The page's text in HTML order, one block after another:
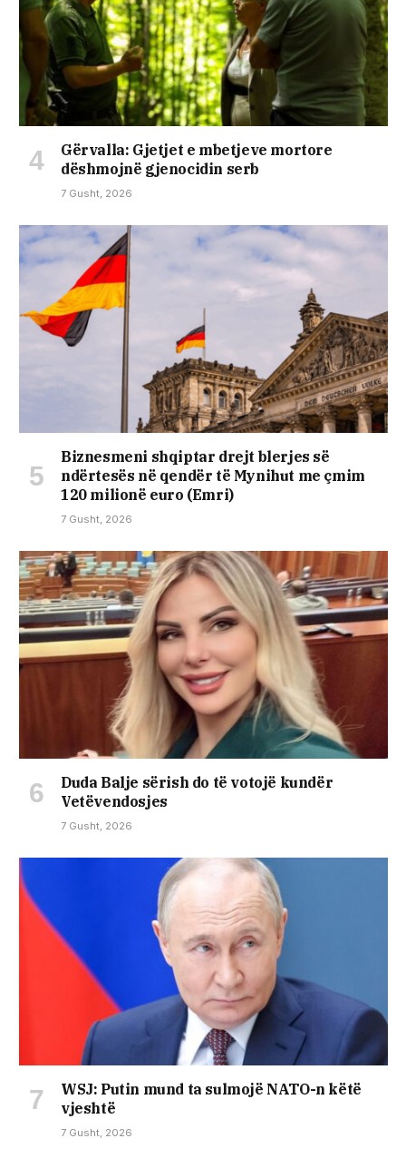
Gërvalla: Gjetjet e mbetjeve mortore
dëshmojnë gjenocidin serb
7 Gusht, 2026
Biznesmeni shqiptar drejt blerjes së
ndërtesës në qendër të Mynihut me çmim
120 milionë euro (Emri)
7 Gusht, 2026
Duda Balje sërish do të votojë kundër
Vetëvendosjes
7 Gusht, 2026
WSJ: Putin mund ta sulmojë NATO-n këtë
vjeshtë
7 Gusht, 2026